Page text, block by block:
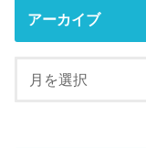
アーカイブ